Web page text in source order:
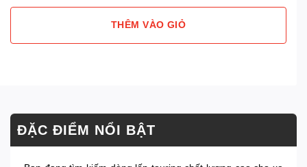
THÊM VÀO GIỎ
ĐẶC ĐIỂM NỔI BẬT